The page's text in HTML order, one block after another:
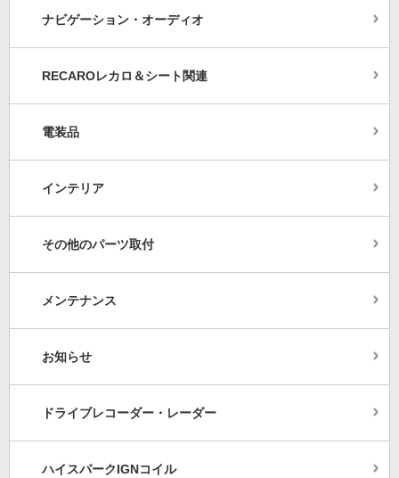
ナビゲーション・オーディオ
RECAROレカロ＆シート関連
電装品
インテリア
その他のパーツ取付
メンテナンス
お知らせ
ドライブレコーダー・レーダー
ハイスパークIGNコイル